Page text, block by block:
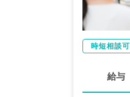
時短相談可
給与